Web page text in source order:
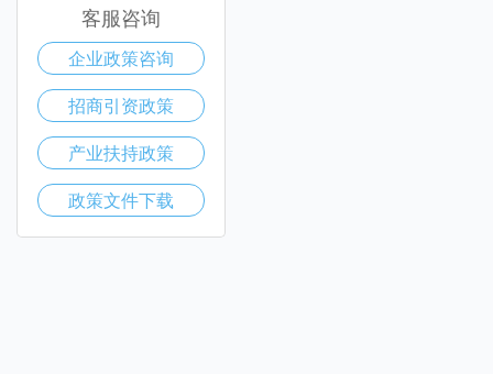
客服咨询
企业政策咨询
招商引资政策
产业扶持政策
政策文件下载